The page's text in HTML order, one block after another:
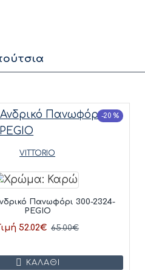
-20 %
VITTORIO
Πανωφόρι 300-2324-
PEGIO
52.02€ 65.00€
ΚΑΛΆΘΙ